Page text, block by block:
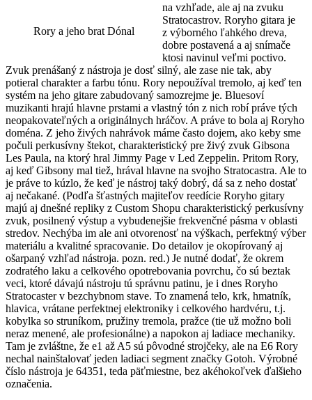
Rory a jeho brat Dónal
na vzhľade, ale aj na zvuku
Stratocastrov. Roryho gitara je
z výborného ľahkého dreva,
dobre postavená a aj snímače
ktosi navinul veľmi poctivo.
Zvuk prenášaný z nástroja je dosť silný, ale zase nie tak, aby
potieral charakter a farbu tónu. Rory nepoužíval tremolo, aj keď ten
systém na jeho gitare zabudovaný samozrejme je. Bluesoví
muzikanti hrajú hlavne prstami a vlastný tón z nich robí práve tých
neopakovateľných a originálnych hráčov. A práve to bola aj Roryho
doména. Z jeho živých nahrávok máme často dojem, ako keby sme
počuli perkusívny štekot, charakteristický pre živý zvuk Gibsona
Les Paula, na ktorý hral Jimmy Page v Led Zeppelin. Pritom Rory,
aj keď Gibsony mal tiež, hrával hlavne na svojho Stratocastra. Ale to
je práve to kúzlo, že keď je nástroj taký dobrý, dá sa z neho dostať
aj nečakané. (Podľa šťastných majiteľov reedície Roryho gitary
majú aj dnešné repliky z Custom Shopu charakteristický perkusívny
zvuk, posilnený výstup a vybudenejšie frekvenčné pásma v oblasti
stredov. Nechýba im ale ani otvorenosť na výškach, perfektný výber
materiálu a kvalitné spracovanie. Do detailov je okopírovaný aj
ošarpaný vzhľad nástroja. pozn. red.) Je nutné dodať, že okrem
zodratého laku a celkového opotrebovania povrchu, čo sú beztak
veci, ktoré dávajú nástroju tú správnu patinu, je i dnes Roryho
Stratocaster v bezchybnom stave. To znamená telo, krk, hmatník,
hlavica, vrátane perfektnej elektroniky i celkového hardvéru, t.j.
kobylka so struníkom, pružiny tremola, pražce (tie už možno boli
neraz menené, ale profesionálne) a napokon aj ladiace mechaniky.
Tam je zvláštne, že e1 až A5 sú pôvodné strojčeky, ale na E6 Rory
nechal nainštalovať jeden ladiaci segment značky Gotoh. Výrobné
číslo nástroja je 64351, teda päťmiestne, bez akéhokoľvek ďalšieho
označenia.